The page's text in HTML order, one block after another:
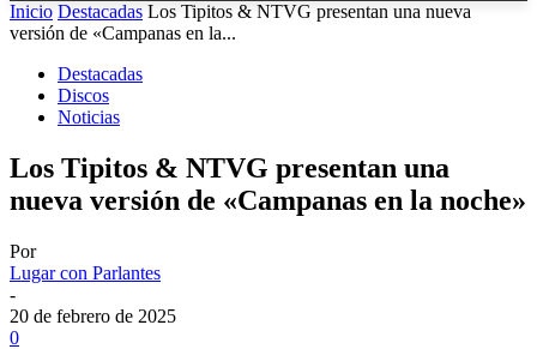
Inicio Destacadas Los Tipitos & NTVG presentan una nueva
versión de «Campanas en la...
Destacadas
Discos
Noticias
Los Tipitos & NTVG presentan una
nueva versión de «Campanas en la noche»
Por
Lugar con Parlantes
-
20 de febrero de 2025
0